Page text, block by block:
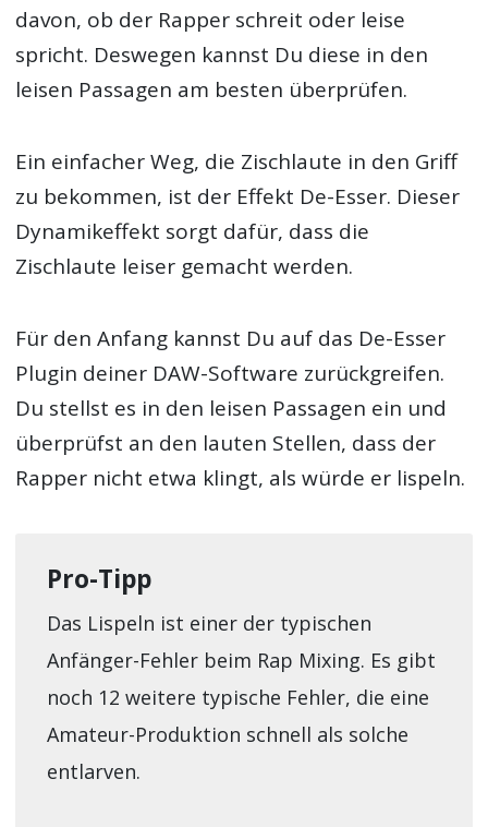
davon, ob der Rapper schreit oder leise
spricht. Deswegen kannst Du diese in den
leisen Passagen am besten überprüfen.
Ein einfacher Weg, die Zischlaute in den Griff
zu bekommen, ist der Effekt De-Esser. Dieser
Dynamikeffekt sorgt dafür, dass die
Zischlaute leiser gemacht werden.
Für den Anfang kannst Du auf das De-Esser
Plugin deiner DAW-Software zurückgreifen.
Du stellst es in den leisen Passagen ein und
überprüfst an den lauten Stellen, dass der
Rapper nicht etwa klingt, als würde er lispeln.
Pro-Tipp
Das Lispeln ist einer der typischen
Anfänger-Fehler beim Rap Mixing. Es gibt
noch 12 weitere typische Fehler, die eine
Amateur-Produktion schnell als solche
entlarven.